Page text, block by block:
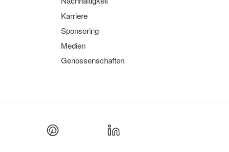
Karriere
Sponsoring
Medien
Genossenschaften